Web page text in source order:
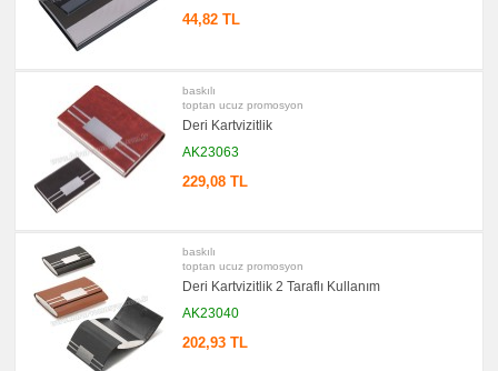
44,82 TL
baskılı
toptan ucuz promosyon
Deri Kartvizitlik
AK23063
229,08 TL
baskılı
toptan ucuz promosyon
Deri Kartvizitlik 2 Taraflı Kullanım
AK23040
202,93 TL
promosyon
Diğer
Ürünler